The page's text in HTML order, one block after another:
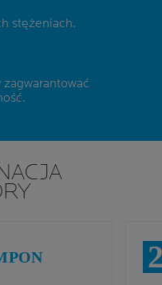
stężeniach.
.